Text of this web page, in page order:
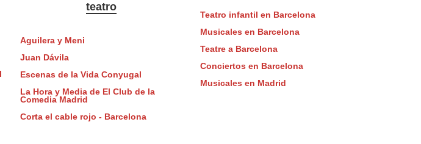
teatro
Aguilera y Meni
Juan Dávila
Escenas de la Vida Conyugal
La Hora y Media de El Club de la
Comedia Madrid
Corta el cable rojo - Barcelona
Teatro infantil en Barcelona
Musicales en Barcelona
Teatre a Barcelona
Conciertos en Barcelona
Musicales en Madrid